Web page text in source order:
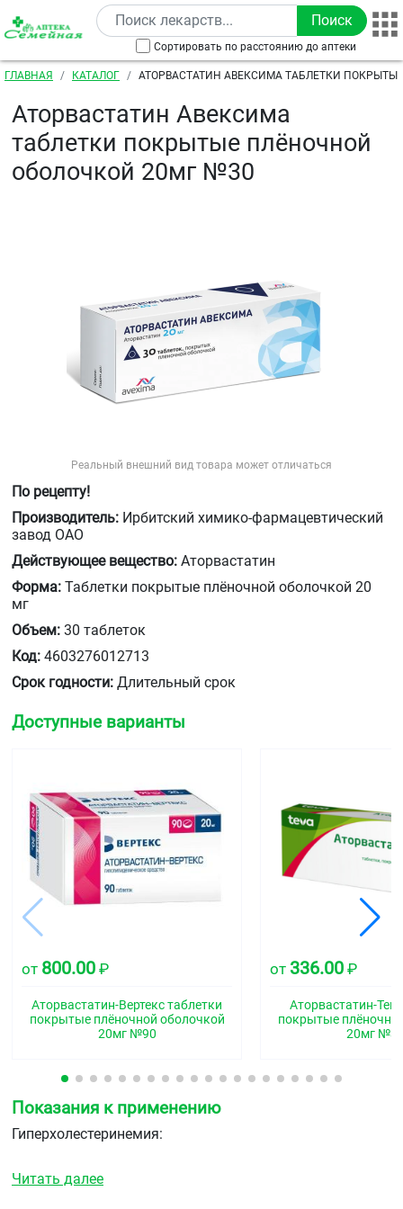
Перейти к основному содержанию
Сортировать по расстоянию до аптеки
Строка навигации
ГЛАВНАЯ КАТАЛОГ
АТОРВАСТАТИН АВЕКСИМА ТАБЛЕТКИ
Аторвастатин Авексима
таблетки покрытые плёночной
оболочкой 20мг №30
Реальный внешний вид товара может отличаться
По рецепту!
Производитель: Ирбитский химико-фармацевтический
завод ОАО
Действующее вещество: Аторвастатин
Форма: Таблетки покрытые плёночной оболочкой 20
мг
Объем: 30 таблеток
Код: 4603276012713
Срок годности: Длительный срок
Доступные варианты
от 800.00 ₽
Аторвастатин-Вертекс таблетки
покрытые плёночной оболочкой
20мг №90
от 336.00 ₽
Аторвастатин-
покрытые
20мг
Показания к применению
Гиперхолестеринемия:
повышенной концентрации холестерина, Хс-ЛПНП,
Читать далее